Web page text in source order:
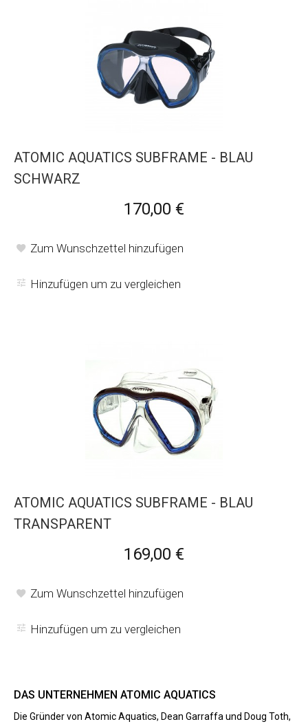
ATOMIC AQUATICS SUBFRAME - BLAU
SCHWARZ
170,00 €
Zum Wunschzettel hinzufügen
Hinzufügen um zu vergleichen
ATOMIC AQUATICS SUBFRAME - BLAU
TRANSPARENT
169,00 €
Zum Wunschzettel hinzufügen
Hinzufügen um zu vergleichen
DAS UNTERNEHMEN ATOMIC AQUATICS
Die Gründer von Atomic Aquatics, Dean Garraffa und Doug Toth,